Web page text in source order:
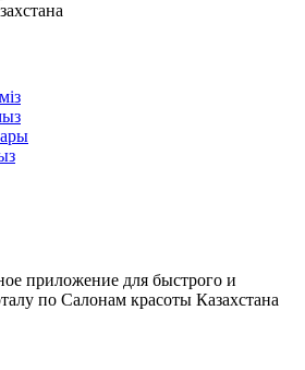
приложение для быстрого и
по Салонам красоты Казахстана